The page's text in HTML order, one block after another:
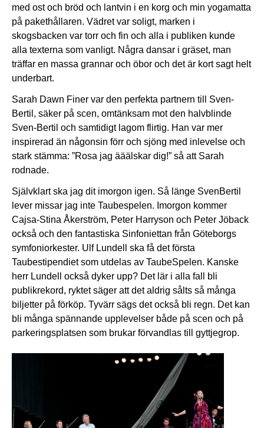
med ost och bröd och lantvin i en korg och min yogamatta
på pakethållaren. Vädret var soligt, marken i
skogsbacken var torr och fin och alla i publiken kunde
alla texterna som vanligt. Några dansar i gräset, man
träffar en massa grannar och öbor och det är kort sagt helt
underbart.
Sarah Dawn Finer var den perfekta partnern till Sven-
Bertil, säker på scen, omtänksam mot den halvblinde
Sven-Bertil och samtidigt lagom flirtig. Han var mer
inspirerad än någonsin förr och sjöng med inlevelse och
stark stämma: ”Rosa jag ääälskar dig!” så att Sarah
rodnade.
Självklart ska jag dit imorgon igen. Så länge SvenBertil
lever missar jag inte Taubespelen. Imorgon kommer
Cajsa-Stina Åkerström, Peter Harryson och Peter Jöback
också och den fantastiska Sinfoniettan från Göteborgs
symfoniorkester. Ulf Lundell ska få det första
Taubestipendiet som utdelas av TaubeSpelen. Kanske
herr Lundell också dyker upp? Det lär i alla fall bli
publikrekord, ryktet säger att det aldrig sålts så många
biljetter på förköp. Tyvärr sägs det också bli regn. Det kan
bli många spännande upplevelser både på scen och på
parkeringsplatsen som brukar förvandlas till gyttjegrop.